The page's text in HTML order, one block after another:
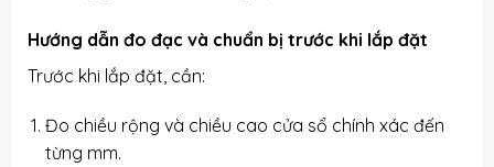
Hướng dẫn đo đạc và chuẩn bị trước khi lắp đặt
Trước khi lắp đặt, cần:
Đo chiều rộng và chiều cao cửa sổ chính xác đến
từng mm.